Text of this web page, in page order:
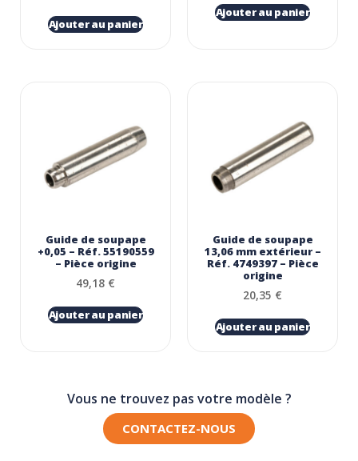
Ajouter au panier
Ajouter au panier
Guide de soupape
+0,05 – Réf. 55190559
– Pièce origine
49,18 €
Ajouter au panier
Guide de soupape
13,06 mm extérieur –
Réf. 4749397 – Pièce
origine
20,35 €
Ajouter au panier
Vous ne trouvez pas votre modèle ?
CONTACTEZ-NOUS